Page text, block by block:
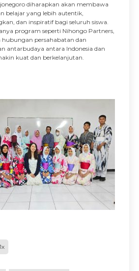
diharapkan akan membawa
belajar yang lebih autentik,
dan inspiratif bagi seluruh siswa.
program seperti Nihongo Partners,
hubungan persahabatan dan
antarbudaya antara Indonesia dan
kuat dan berkelanjutan.